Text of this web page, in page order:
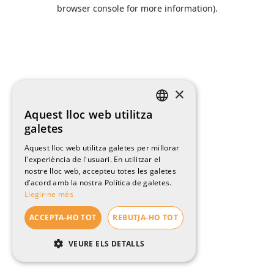
browser console for more information).
SPANISH
FRENCH
×
Aquest lloc web utilitza
galetes
Aquest lloc web utilitza galetes per millorar
l'experiència de l'usuari. En utilitzar el
nostre lloc web, accepteu totes les galetes
d’acord amb la nostra Política de galetes.
Llegir-ne més
ACCEPTA-HO TOT REBUTJA-HO TOT
VEURE ELS DETALLS
ESTRICTAMENT NECESSÀRIES